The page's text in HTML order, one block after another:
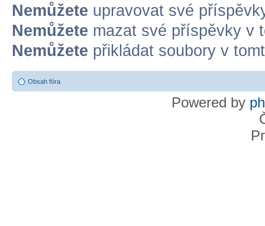
Nemůžete upravovat své
Nemůžete mazat své příspěvky v
Nemůžete přikládat soubory v
Obsah fóra
Powered by